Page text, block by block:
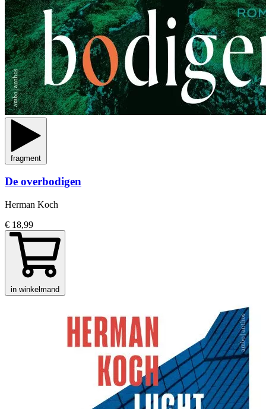
fragment
De overbodigen
Herman Koch
€ 18,99
in winkelmand